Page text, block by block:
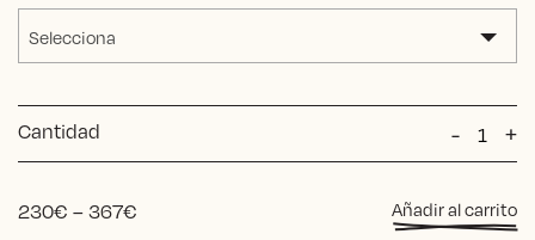
Selecciona
Cantidad -
SILLA
RETRO
+
230€ –367€ Añadir al carrito